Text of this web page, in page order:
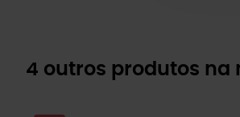
4 outros produtos na